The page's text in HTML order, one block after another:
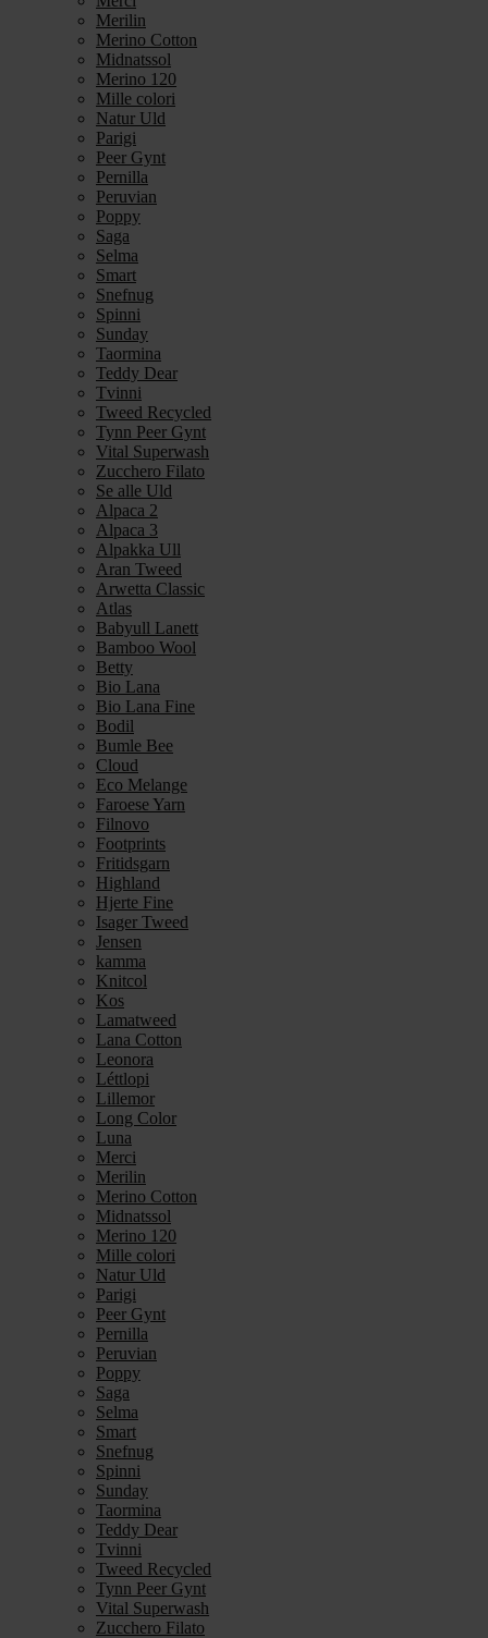
Merilin
Merino Cotton
Midnatssol
Merino 120
Mille colori
Natur Uld
Parigi
Peer Gynt
Pernilla
Peruvian
Poppy
Saga
Selma
Smart
Snefnug
Spinni
Sunday
Taormina
Teddy Dear
Tvinni
Tweed Recycled
Tynn Peer Gynt
Vital Superwash
Zucchero Filato
Se alle Uld
Alpaca 2
Alpaca 3
Alpakka Ull
Aran Tweed
Arwetta Classic
Atlas
Babyull Lanett
Bamboo Wool
Betty
Bio Lana
Bio Lana Fine
Bodil
Bumle Bee
Cloud
Eco Melange
Faroese Yarn
Filnovo
Footprints
Fritidsgarn
Highland
Hjerte Fine
Isager Tweed
Jensen
kamma
Knitcol
Kos
Lamatweed
Lana Cotton
Leonora
Léttlopi
Lillemor
Long Color
Luna
Merci
Merilin
Merino Cotton
Midnatssol
Merino 120
Mille colori
Natur Uld
Parigi
Peer Gynt
Pernilla
Peruvian
Poppy
Saga
Selma
Smart
Snefnug
Spinni
Sunday
Taormina
Teddy Dear
Tvinni
Tweed Recycled
Tynn Peer Gynt
Vital Superwash
Zucchero Filato